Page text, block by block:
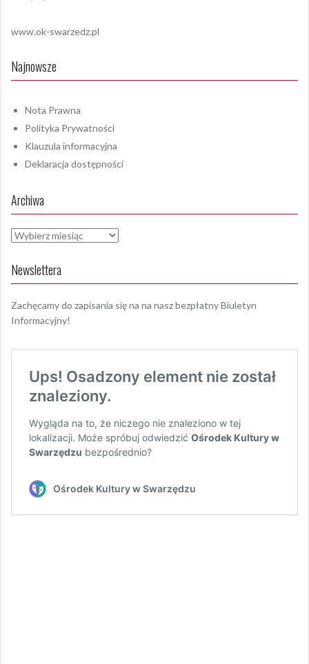
www.ok-swarzedz.pl
Najnowsze
Nota Prawna
Polityka Prywatności
Klauzula informacyjna
Deklaracja dostępności
Archiwa
Archiwa
Newslettera
Zachęcamy do zapisania się na na nasz bezpłatny Biuletyn
Informacyjny!